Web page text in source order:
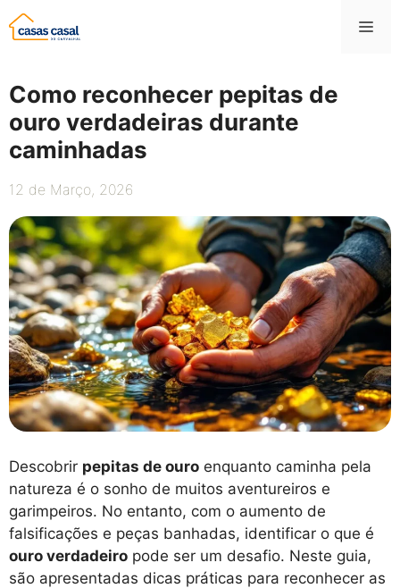
Saltar
para
Como reconhecer pepitas de
ouro verdadeiras durante
caminhadas
12 de Março, 2026
Descobrir pepitas de ouro enquanto caminha pela
natureza é o sonho de muitos aventureiros e
garimpeiros. No entanto, com o aumento de
falsificações e peças banhadas, identificar o que é
ouro verdadeiro pode ser um desafio. Neste guia,
são apresentadas dicas práticas para reconhecer as